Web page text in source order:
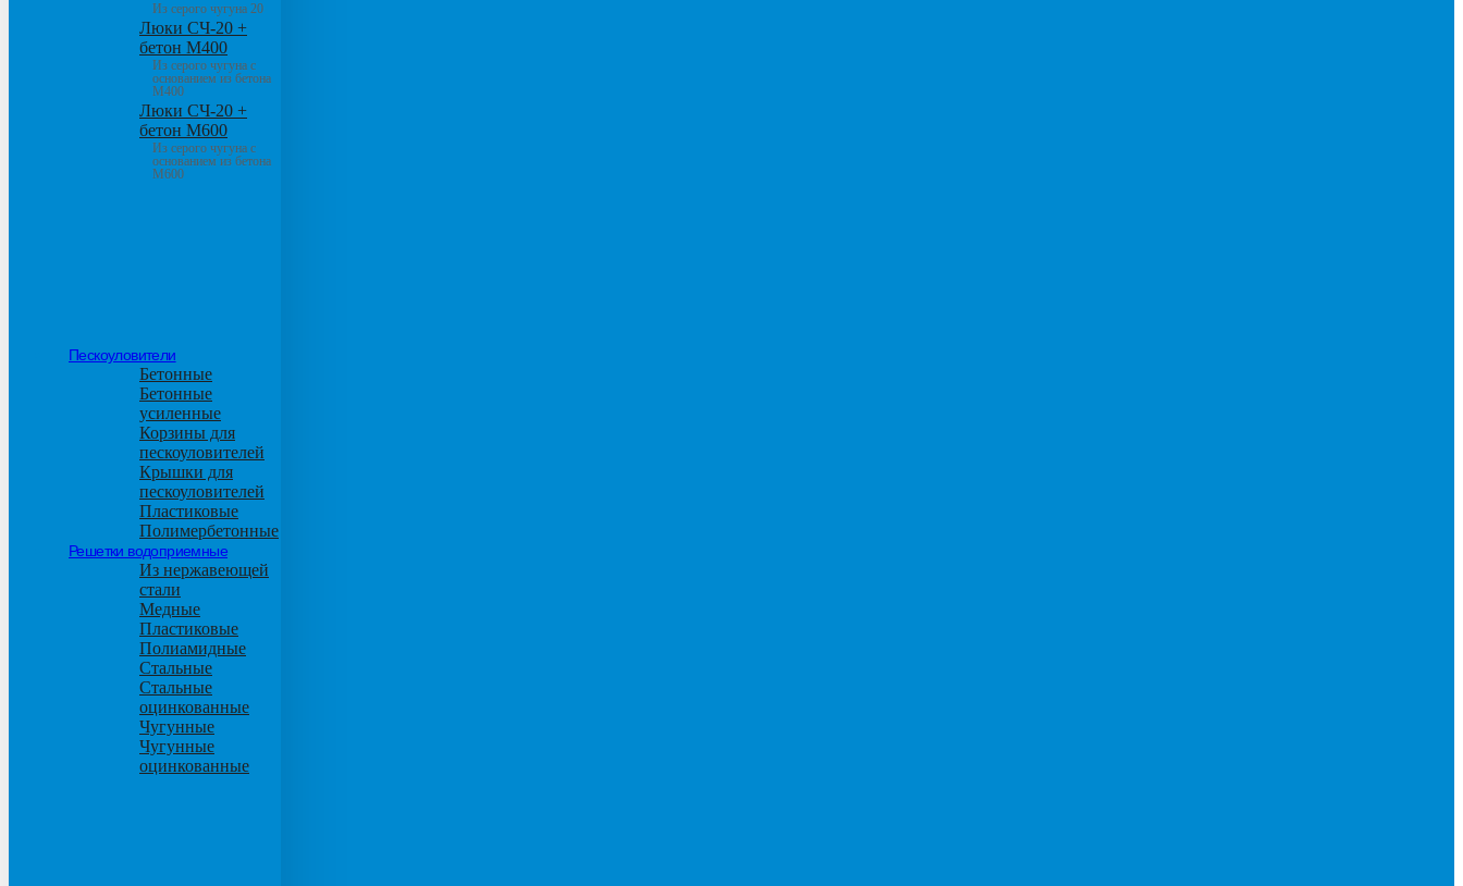
Из серого чугуна 20
Люки СЧ-20 +
бетон М400
Из серого чугуна с
основанием из бетона
М400
Люки СЧ-20 +
бетон М600
Из серого чугуна с
основанием из бетона
М600
Пескоуловители
Бетонные
Бетонные
усиленные
Корзины для
пескоуловителей
Крышки для
пескоуловителей
Пластиковые
Полимербетонные
Решетки водоприемные
Из нержавеющей
стали
Медные
Пластиковые
Полиамидные
Стальные
Стальные
оцинкованные
Чугунные
Чугунные
оцинкованные